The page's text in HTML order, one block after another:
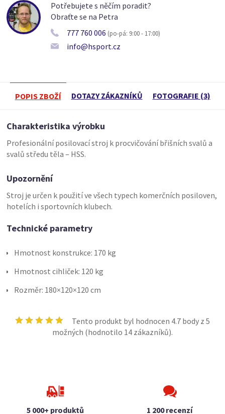
Potřebujete s něčím poradit?
Obraťte se na Petra
777 760 006 (po-pá: 9:00 - 17:00)
info@hsport.cz
POPIS ZBOŽÍ DOTAZY ZÁKAZNÍKŮ FOTOGRAFIE (3)
Charakteristika výrobku
Profesionální posilovací stroj k procvičování břišních svalů a
svalů středu těla – HSS.
Upozornění
Stroj je určen k použití ve všech typech komerčních posiloven,
hotelích i sportovních klubech.
Technické parametry
Hmotnost konstrukce: 170 kg
Hmotnost cihliček: 120 kg
Rozměr: 180×120×120 cm
Tento produkt byl hodnocen 4.7body z 5
možných (hodnotilo 14zákazníků).
5 000+ produktů 1 200 recenzí